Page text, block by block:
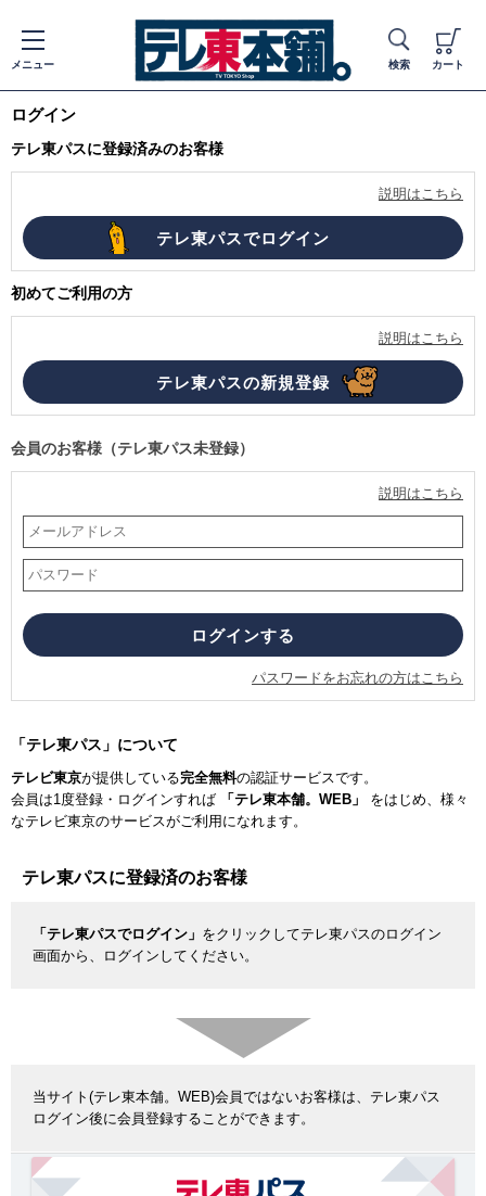
メニュー 検索 カート
ログイン
テレ東パスに登録済みのお客様
説明はこちら
初めてご利用の方
説明はこちら
会員のお客様（テレ東パス未登録）
説明はこちら
パスワードをお忘れの方はこちら
「テレ東パス」について
テレビ東京が提供している完全無料の認証サービスです。
会員は1度登録・ログインすれば
「テレ東本舗。WEB」 をはじめ、様々
なテレビ東京のサービスがご利用になれます。
テレ東パスに登録済のお客様
「テレ東パスでログイン」 をクリックしてテレ東パスのログイン
画面から、ログインしてください。
当サイト(テレ東本舗。WEB)会員ではないお客様は、テレ東パス
ログイン後に会員登録することができます。